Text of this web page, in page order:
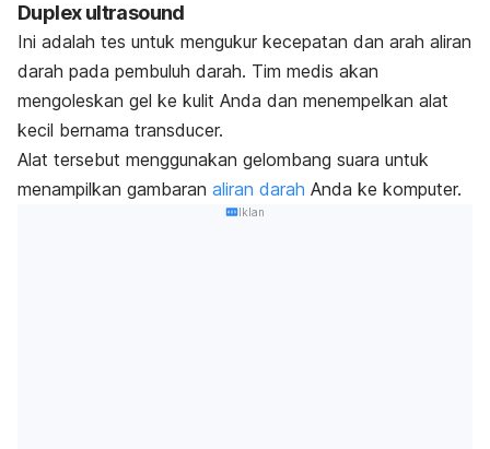
Duplex ultrasound
Ini adalah tes untuk mengukur kecepatan dan arah aliran
darah pada pembuluh darah. Tim medis akan
mengoleskan gel ke kulit Anda dan menempelkan alat
kecil bernama transducer.
Alat tersebut menggunakan gelombang suara untuk
menampilkan gambaran aliran darah Anda ke komputer.
Iklan